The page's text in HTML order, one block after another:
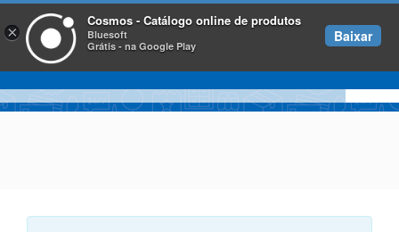
×
Cosmos - Catálogo online de produtos
Bluesoft
Grátis - na Google Play
Baixar